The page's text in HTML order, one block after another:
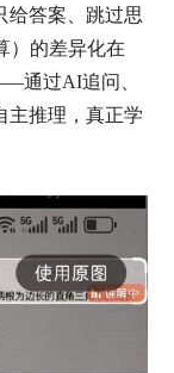
给答案、跳过思
）的差异化在
通过AI追问、
主推理，真正学